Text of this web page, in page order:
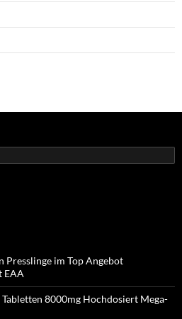
im Top Angebot
EAA
8000mg Hochdosiert Mega-